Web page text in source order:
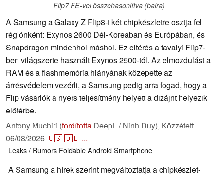
Flip7 FE-vel összehasonlítva (balra)
A Samsung a Galaxy Z Flip8-t két chipkészletre osztja fel
régiónként: Exynos 2600 Dél-Koreában és Európában, és
Snapdragon mindenhol máshol. Ez eltérés a tavalyi Flip7-
ben világszerte használt Exynos 2500-tól. Az elmozdulást a
RAM és a flashmemória hiányának közepette az
árrésvédelem vezérli, a Samsung pedig arra fogad, hogy a
Flip vásárlók a nyers teljesítmény helyett a dizájnt helyezik
előtérbe.
Antony Muchiri (fordította DeepL / Ninh Duy), Közzétett
06/08/2026🇺🇸🇩🇪 ...
Leaks / Rumors FoldableAndroidSmartphone
A Samsung a hírek szerint megváltoztatja a chipkészlet-